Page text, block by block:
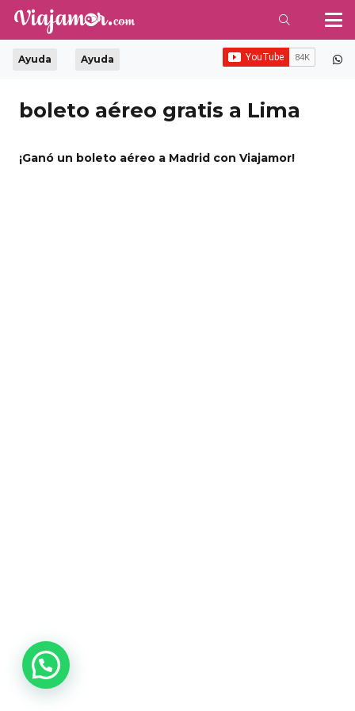
Ayuda Ayuda
boleto aéreo gratis a Lima
¡Ganó un boleto aéreo a Madrid con Viajamor!